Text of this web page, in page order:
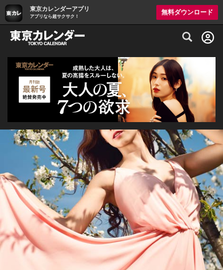
東京カレンダーアプリ
アプリなら超サクサク！
無料ダウンロード
グルメ情報・プレミアムレストラン予約